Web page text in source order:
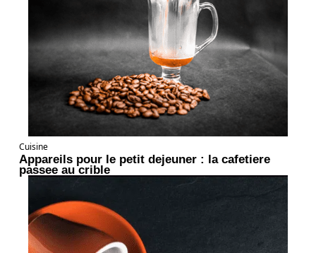
Cuisine
Appareils pour le petit dejeuner : la cafetiere
passee au crible